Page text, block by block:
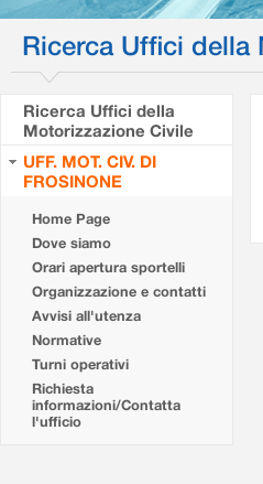
Ricerca Uffici della
Ricerca Uffici della
Motorizzazione Civile
UFF. MOT. CIV. DI
FROSINONE
Home Page
Dove siamo
Orari apertura sportelli
Organizzazione e contatti
Avvisi all'utenza
Normative
Turni operativi
Richiesta
informazioni/Contatta
l'ufficio